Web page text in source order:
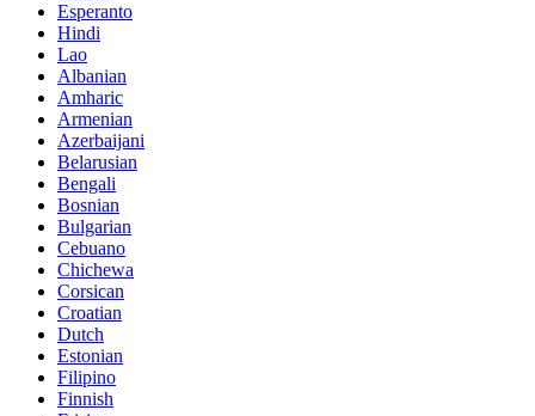
Esperanto
Hindi
Lao
Albanian
Amharic
Armenian
Azerbaijani
Belarusian
Bengali
Bosnian
Bulgarian
Cebuano
Chichewa
Corsican
Croatian
Dutch
Estonian
Filipino
Finnish